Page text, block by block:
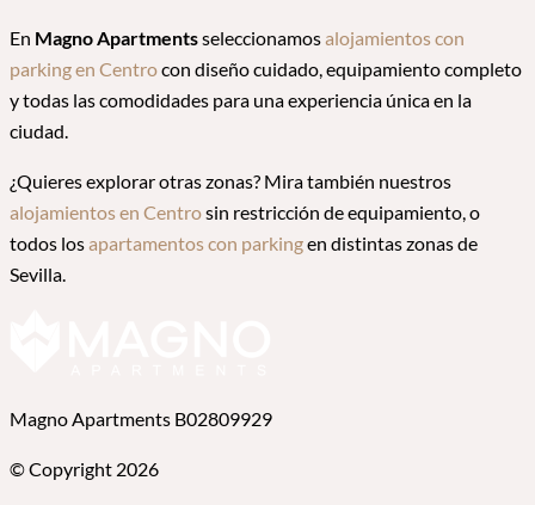
En Magno Apartmentsseleccionamosalojamientos con
parking en Centrocon diseño cuidado, equipamiento completo
y todas las comodidades para una experiencia única en la
ciudad.
¿Quieres explorar otras zonas? Mira también nuestros
alojamientos en Centrosin restricción de equipamiento, o
todos losapartamentos con parkingen distintas zonas de
Sevilla.
Magno Apartments B02809929
© Copyright 2026